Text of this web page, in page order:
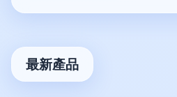
最新產品